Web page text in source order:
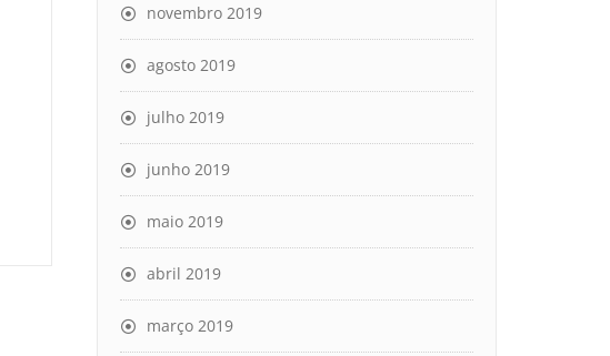
novembro 2019
agosto 2019
julho 2019
junho 2019
maio 2019
abril 2019
março 2019